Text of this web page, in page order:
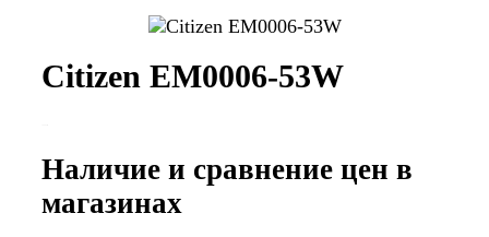
Citizen EM0006-53W
Наличие и сравнение цен в
магазинах